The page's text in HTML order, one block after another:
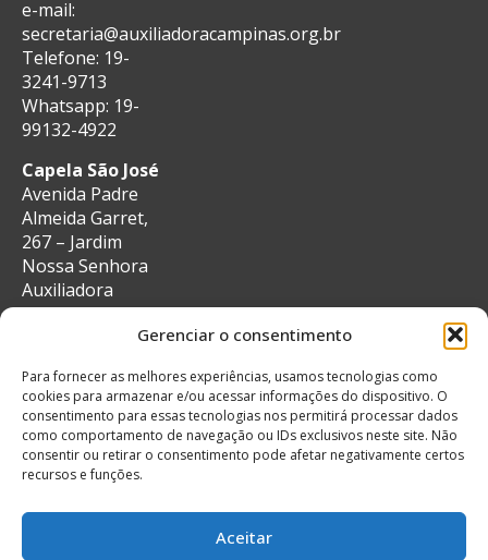
Gerenciar o consentimento
Para fornecer as melhores experiências, usamos tecnologias como
cookies para armazenar e/ou acessar informações do dispositivo. O
consentimento para essas tecnologias nos permitirá processar dados
como comportamento de navegação ou IDs exclusivos neste site. Não
consentir ou retirar o consentimento pode afetar negativamente certos
recursos e funções.
Aceitar
e-mail:
secretaria@auxiliadoracampinas.org.br
Telefone: 19-
3241-9713
Whatsapp: 19-
99132-4922
Capela São José
Avenida Padre
Almeida Garret,
267 – Jardim
Nossa Senhora
Auxiliadora
CEP: 13087-29 –
secretaria@auxiliadoracampinas.org.br
Telefone: 19-
3241-9713
Whatsapp: 19-
99132-4922